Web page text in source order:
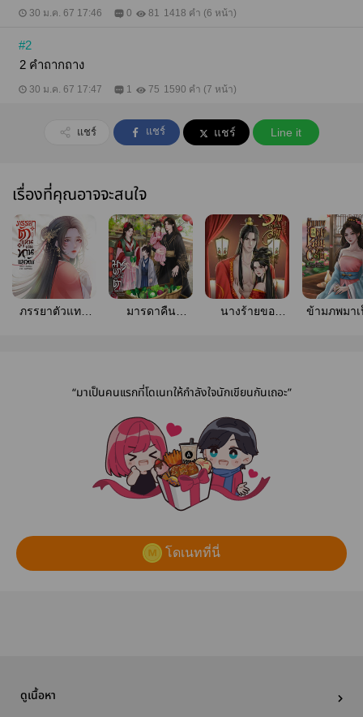
ด้วยเล่า ชายผู้นี้ช่างวางอำนาจข่มเหงรังแกนางอีกครั้ง
หนนี้หวังหว่านหนิงไม่ยินยอมเป็นของเล่นไร้ค่าให้เขา
30 ม.ค. 67 17:46 0 81 1418 คำ (6 หน้า)
#2
2 คำถากถาง
30 ม.ค. 67 17:47 1 75 1590 คำ (7 หน้า)
แชร์ แชร์ แชร์ Line it
เรื่องที่คุณอาจจะสนใจ
ภรรยาตัวแทน
มารดาคืน
นางร้ายขอ
ข้ามภพมา
“มาเป็นคนแรกที่โดเนทให้กำลังใจนักเขียนกันเถอะ”
โดเนทที่นี่
ดูเนื้อหา